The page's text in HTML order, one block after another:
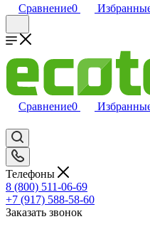
Сравнение0
Сравнение0
Телефоны
8 (800) 511-06-69
+7 (917) 588-58-60
Заказать звонок